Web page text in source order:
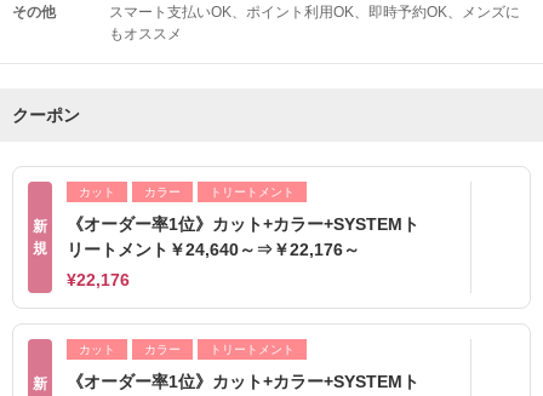
その他 スマート支払いOK ポイント利用OK 即時予約OK
メンズに
もオススメ
クーポン
新
規
カット カラー トリートメント
《オーダー率1位》カット+カラー+SYSTEMト
リートメント￥24,640～⇒￥22,176～
¥22,176
新
カット カラー トリートメント
《オーダー率1位》カット+カラー+SYSTEMト